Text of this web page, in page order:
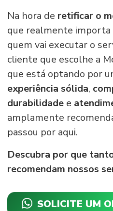
Na hora de retificar o
que realmente importa
quem vai executar o
cliente que escolhe a
que está optando por
experiência sólida,
durabilidade e
amplamente
passou por aqui.
Descubra por que
recomendam nossos
SOLICITE UM